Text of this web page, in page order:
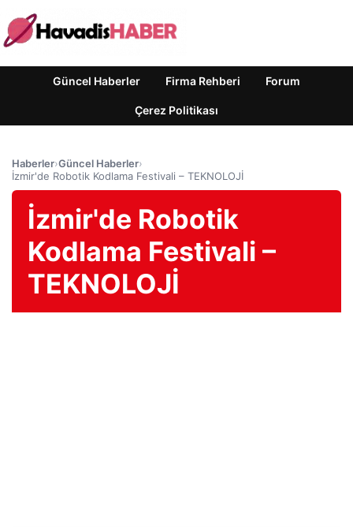
Güncel Haberler Firma Rehberi Forum
Çerez Politikası
Haberler›Güncel Haberler›
İzmir'de Robotik Kodlama Festivali – TEKNOLOJİ
İzmir'de Robotik
Kodlama Festivali –
TEKNOLOJİ